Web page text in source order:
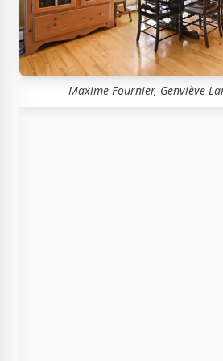
Maxime Fournier, Genviève